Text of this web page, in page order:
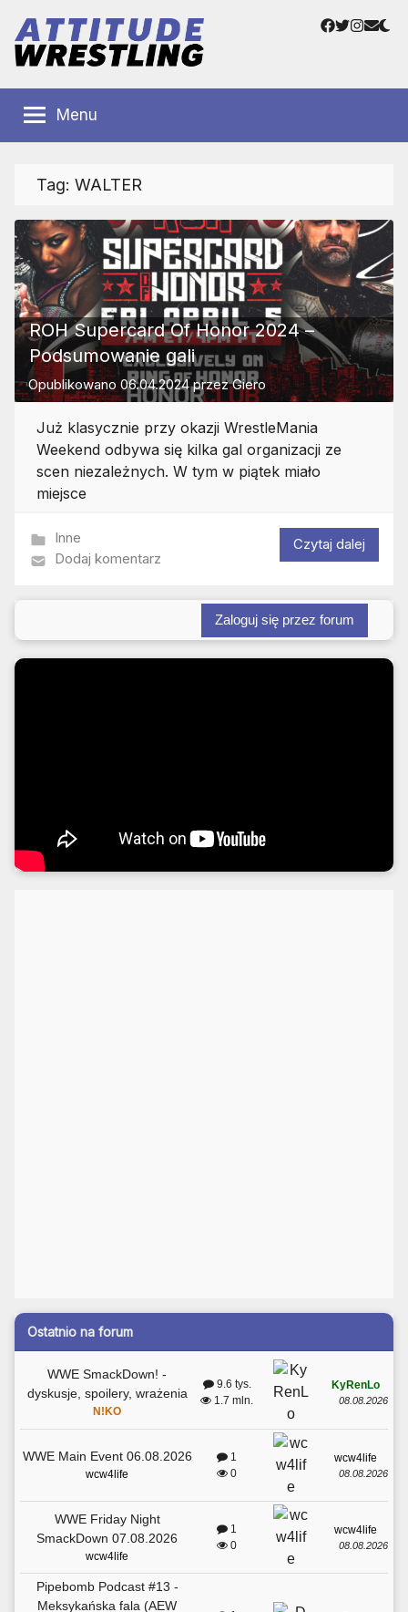
treści
Wrestling
Polska
Wrestlingu
Facebook
Twitter
Menu
Tag: WALTER
ROH Supercard Of Honor 2024 –
Podsumowanie gali
Opublikowano06.04.2024przezGiero
Już klasycznie przy okazji WrestleMania
Weekend odbywa się kilka gal organizacji ze
scen niezależnych. W tym w piątek miało
miejsce
Inne
Dodaj komentarz
Czytaj dalej
Zaloguj się przez forum
Ostatnio na forum
WWE SmackDown! -
dyskusje, spoilery, wrażenia
N!KO
9.6 tys.
1.7 mln.
KyRenLo
08.08.2026
WWE Main Event 06.08.2026
wcw4life
1
0
wcw4life
08.08.2026
WWE Friday Night
SmackDown 07.08.2026
wcw4life
1
0
wcw4life
08.08.2026
Pipebomb Podcast #13 -
Meksykańska fala (AEW